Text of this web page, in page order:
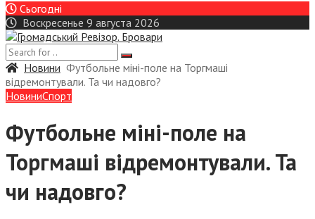
Сьогодні
Воскресенье 9 августа 2026
Новини Футбольне міні-поле на Торгмаші
відремонтували. Та чи надовго?
НовиниСпорт
Футбольне міні-поле на
Торгмаші відремонтували. Та
чи надовго?